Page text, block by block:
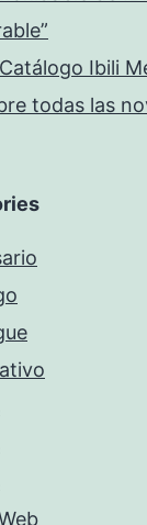
Ibili
todas las